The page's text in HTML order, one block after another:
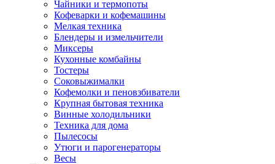
Чайники и термопоты
Кофеварки и кофемашины
Мелкая техника
Блендеры и измельчители
Миксеры
Кухонные комбайны
Тостеры
Соковыжималки
Кофемолки и пеновзбиватели
Крупная бытовая техника
Винные холодильники
Техника для дома
Пылесосы
Утюги и парогенераторы
Весы